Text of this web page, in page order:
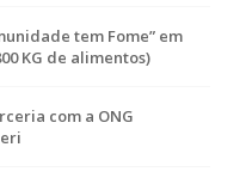
tem Fome” em
KG de alimentos)
com a ONG